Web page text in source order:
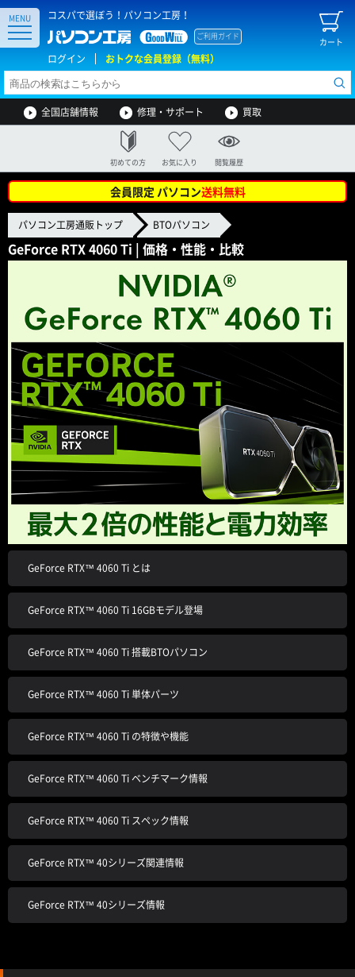
コスパで選ぼう！パソコン工房！
カート
ご利用ガイド
ログイン おトクな会員登録（無料）
MENU
全国店舗情報 修理・サポート 買取
初めての方 お気に入り 閲覧履歴
会員限定 パソコン送料無料
パソコン工房通販トップ BTOパソコン
GeForce RTX 4060 Ti | 価格・性能・比較
GeForce RTX™ 4060 Ti とは
GeForce RTX™ 4060 Ti 16GBモデル登場
GeForce RTX™ 4060 Ti 搭載BTOパソコン
GeForce RTX™ 4060 Ti 単体パーツ
GeForce RTX™ 4060 Ti の特徴や機能
GeForce RTX™ 4060 Ti ベンチマーク情報
GeForce RTX™ 4060 Ti スペック情報
GeForce RTX™ 40シリーズ関連情報
GeForce RTX™ 40シリーズ情報